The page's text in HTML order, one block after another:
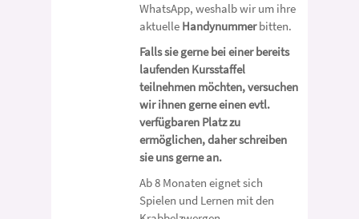
WhatsApp, weshalb wir um ihre
aktuelle Handynummerbitten.
Falls sie gerne bei einer bereits
laufenden Kursstaffel
teilnehmen möchten, versuchen
wir ihnen gerne einen evtl.
verfügbaren Platz zu
ermöglichen, daher schreiben
sie uns gerne an.
Ab 8 Monaten eignet sich
Spielen und Lernen mit den